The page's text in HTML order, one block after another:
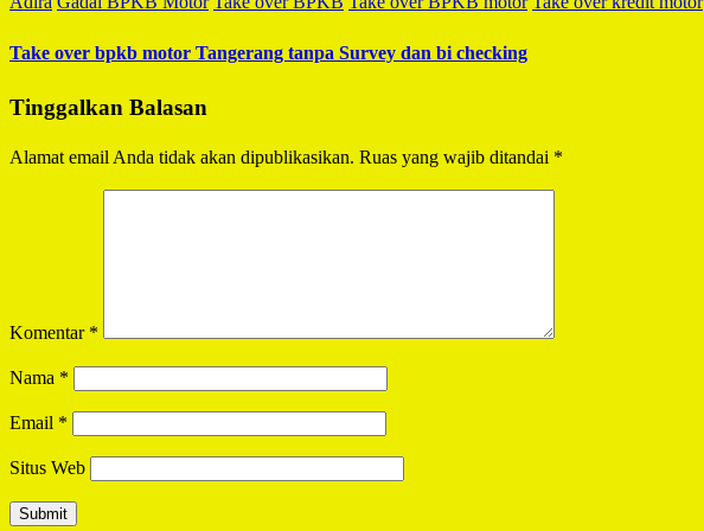
Take over bpkb motor Tangerang tanpa Survey dan bi checking
Tinggalkan Balasan
Alamat email Anda tidak akan dipublikasikan. Ruas yang wajib ditandai *
Komentar *
Nama *
Email *
Situs Web